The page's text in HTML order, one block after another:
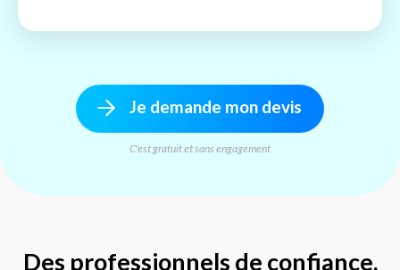
Je demande mon devis
C'est gratuit et sans engagement
Des professionnels de confiance,